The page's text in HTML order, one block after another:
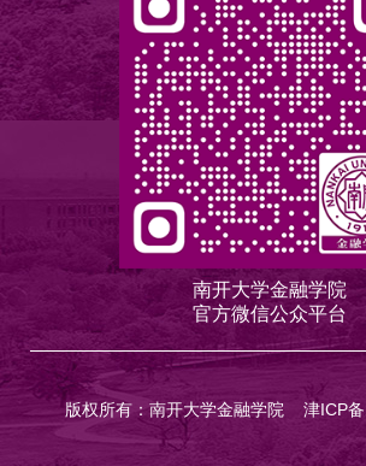
南开大学金融学院
官方微信公众平台
版权所有：南开大学金融学院 津ICP